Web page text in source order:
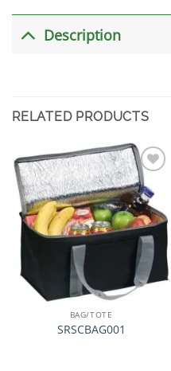
Description
RELATED PRODUCTS
加入
心愿
单
BAG/TOTE
SRSCBAG001